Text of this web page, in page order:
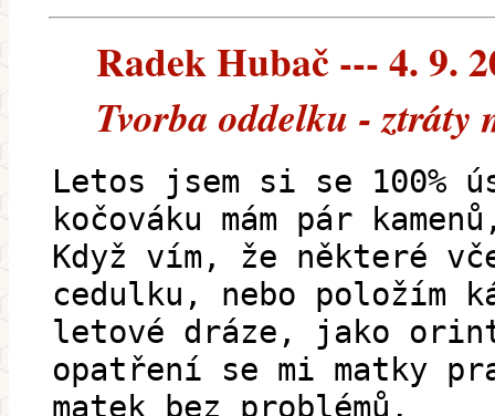
Radek Hubač --- 4. 9.
Tvorba oddelku - ztráty
Letos jsem si se 100%
kočováku mám pár
Když vím, že některé
cedulku, nebo položím
letové dráze, jako
opatření se mi matky
matek bez problémů.